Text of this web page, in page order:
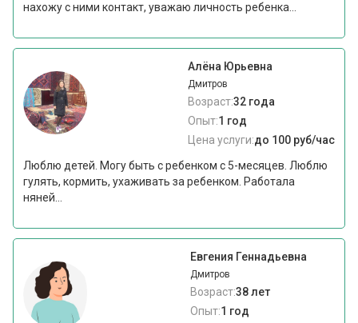
нахожу с ними контакт, уважаю личность ребенка...
Алёна Юрьевна
Дмитров
Возраст:32 года
Опыт:1 год
Цена услуги:до 100 руб/час
Люблю детей. Могу быть с ребенком с 5-месяцев. Люблю
гулять, кормить, ухаживать за ребенком. Работала
няней...
Евгения Геннадьевна
Дмитров
Возраст:38 лет
Опыт:1 год